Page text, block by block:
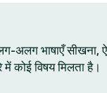
अलग भाषाएँ
कोई विषय मिलता है।